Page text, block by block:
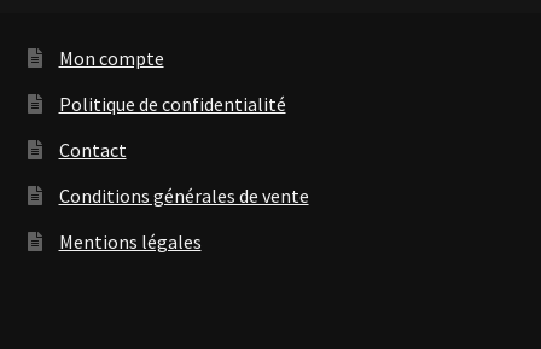
Mon compte
Politique de confidentialité
Contact
Conditions générales de vente
Mentions légales